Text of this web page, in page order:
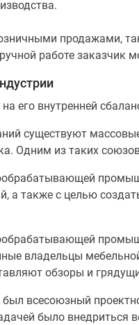
продажами,
работе
его внутренней
существуют
Одним из таких
а также с целью
владельцы
обзоры и
всесоюзный
было внедриться